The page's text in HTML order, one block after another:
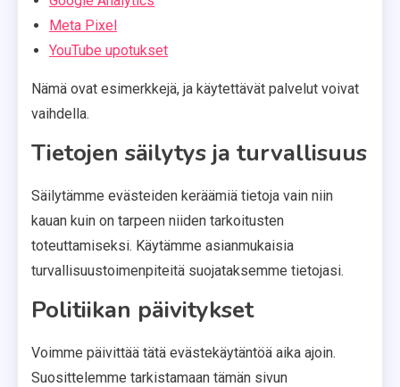
Meta Pixel
YouTube upotukset
Nämä ovat esimerkkejä, ja käytettävät palvelut voivat
vaihdella.
Tietojen säilytys ja turvallisuus
Säilytämme evästeiden keräämiä tietoja vain niin
kauan kuin on tarpeen niiden tarkoitusten
toteuttamiseksi. Käytämme asianmukaisia
turvallisuustoimenpiteitä suojataksemme tietojasi.
Politiikan päivitykset
Voimme päivittää tätä evästekäytäntöä aika ajoin.
Suosittelemme tarkistamaan tämän sivun